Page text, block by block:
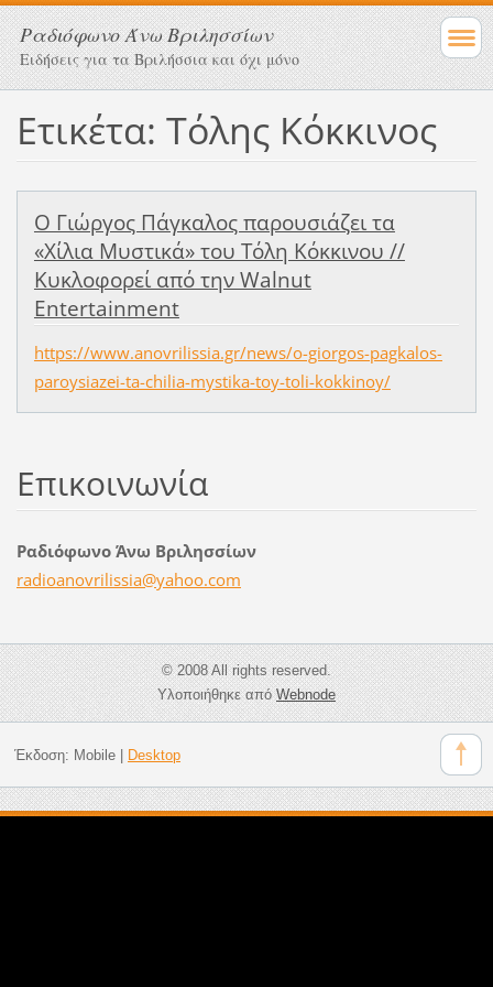
Ραδιόφωνο Άνω Βριλησσίων
Ειδήσεις για τα Βριλήσσια και όχι μόνο
Ετικέτα: Τόλης Κόκκινος
Ο Γιώργος Πάγκαλος παρουσιάζει τα
«Χίλια Μυστικά» του Τόλη Κόκκινου //
Κυκλοφορεί από την Walnut
Entertainment
https://www.anovrilissia.gr/news/o-giorgos-pagkalos-
paroysiazei-ta-chilia-mystika-toy-toli-kokkinoy/
Επικοινωνία
Ραδιόφωνο Άνω Βριλησσίων
radioanovrilissia@yahoo.com
© 2008 All rights reserved.
Υλοποιήθηκε απόWebnode
Έκδοση: Mobile| Desktop